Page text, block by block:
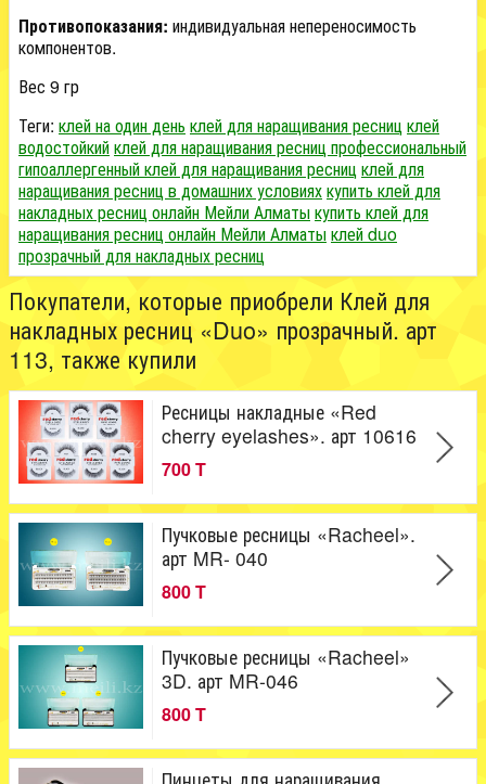
Противопоказания: индивидуальная непереносимость
компонентов.
Вес 9 гр
Теги: клей на один день клей для наращивания ресницклей
водостойкийклей для наращивания ресниц профессиональный
гипоаллергенный клей для наращивания ресницклей для
наращивания ресниц в домашних условияхкупить клей для
накладных ресниц онлайн Мейли Алматыкупить клей для
наращивания ресниц онлайн Мейли Алматыклей duo
прозрачный для накладных ресниц
Покупатели, которые приобрели Клей для
накладных ресниц «Duo» прозрачный. арт
113, также купили
Ресницы накладные «Red
cherry eyelashes». арт 10616
700 T
Пучковые ресницы «Racheel».
арт MR- 040
800 T
Пучковые ресницы «Racheel»
3D. арт MR-046
800 T